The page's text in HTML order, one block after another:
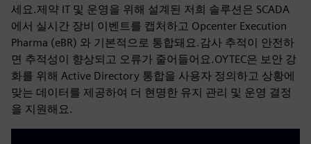
세요.제약 IT 및 운영을 위해 설계된 저희 솔루션은 SCADA
에서 실시간 장비 이벤트를 캡처하고 Opcenter Execution
Pharma (eBR) 와 기본적으로 통합돼요.감사 추적이 안전하
면 추적성이 향상되고 오류가 줄어들어요.OYTEC은 보안 강
화를 위해 Active Directory 통합을 사용자 정의하고 상황에
맞는 데이터를 제공하여 더 현명한 유지 관리 및 운영 결정
을 지원해요.